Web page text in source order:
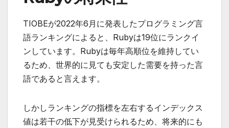
TIOBEが2022年6月に発表したプログラミング言
語ランキングによると、Rubyは19位にランクイ
ンしています。Rubyは毎年高順位を維持してい
るため、世界的に見ても安定した需要を持った言
語であると言えます。
しかしランキングの指標を左右するインデックス
値は若干の低下が見受けられるため、将来的にも